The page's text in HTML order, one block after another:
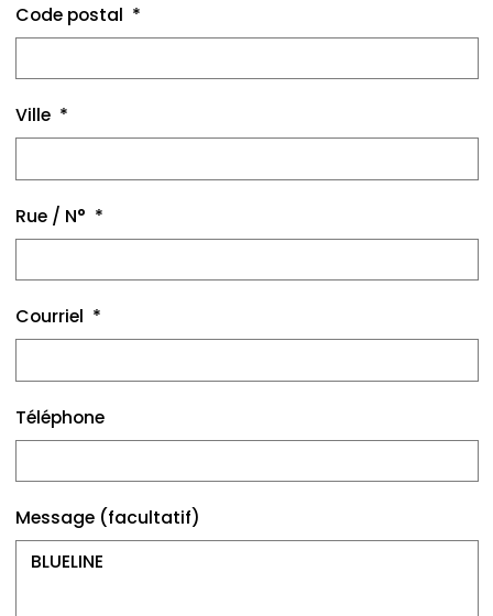
Code postal
Ville
Rue / N°
Courriel
Téléphone
Message (facultatif)